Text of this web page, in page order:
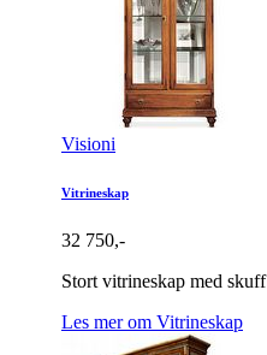
Visioni
Vitrineskap
32 750,-
Stort vitrineskap med skuff
Les mer om Vitrineskap